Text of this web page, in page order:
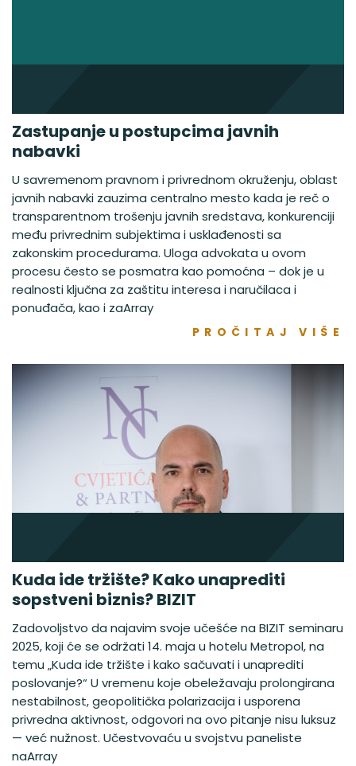
Zastupanje u postupcima javnih
nabavki
U savremenom pravnom i privrednom okruženju, oblast
javnih nabavki zauzima centralno mesto kada je reč o
transparentnom trošenju javnih sredstava, konkurenciji
među privrednim subjektima i usklađenosti sa
zakonskim procedurama. Uloga advokata u ovom
procesu često se posmatra kao pomoćna – dok je u
realnosti ključna za zaštitu interesa i naručilaca i
ponuđača, kao i zaArray
PROČITAJ VIŠE
Kuda ide tržište? Kako unaprediti
sopstveni biznis? BIZIT
Zadovoljstvo da najavim svoje učešće na BIZIT seminaru
2025, koji će se održati 14. maja u hotelu Metropol, na
temu „Kuda ide tržište i kako sačuvati i unaprediti
poslovanje?“ U vremenu koje obeležavaju prolongirana
nestabilnost, geopolitička polarizacija i usporena
privredna aktivnost, odgovori na ovo pitanje nisu luksuz
— već nužnost. Učestvovaću u svojstvu paneliste
naArray